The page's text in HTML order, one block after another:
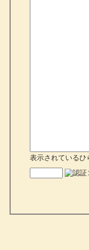
表示されているひ